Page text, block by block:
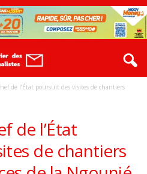
de l’État poursuit des visites de chantiers
de l’État
de chantiers